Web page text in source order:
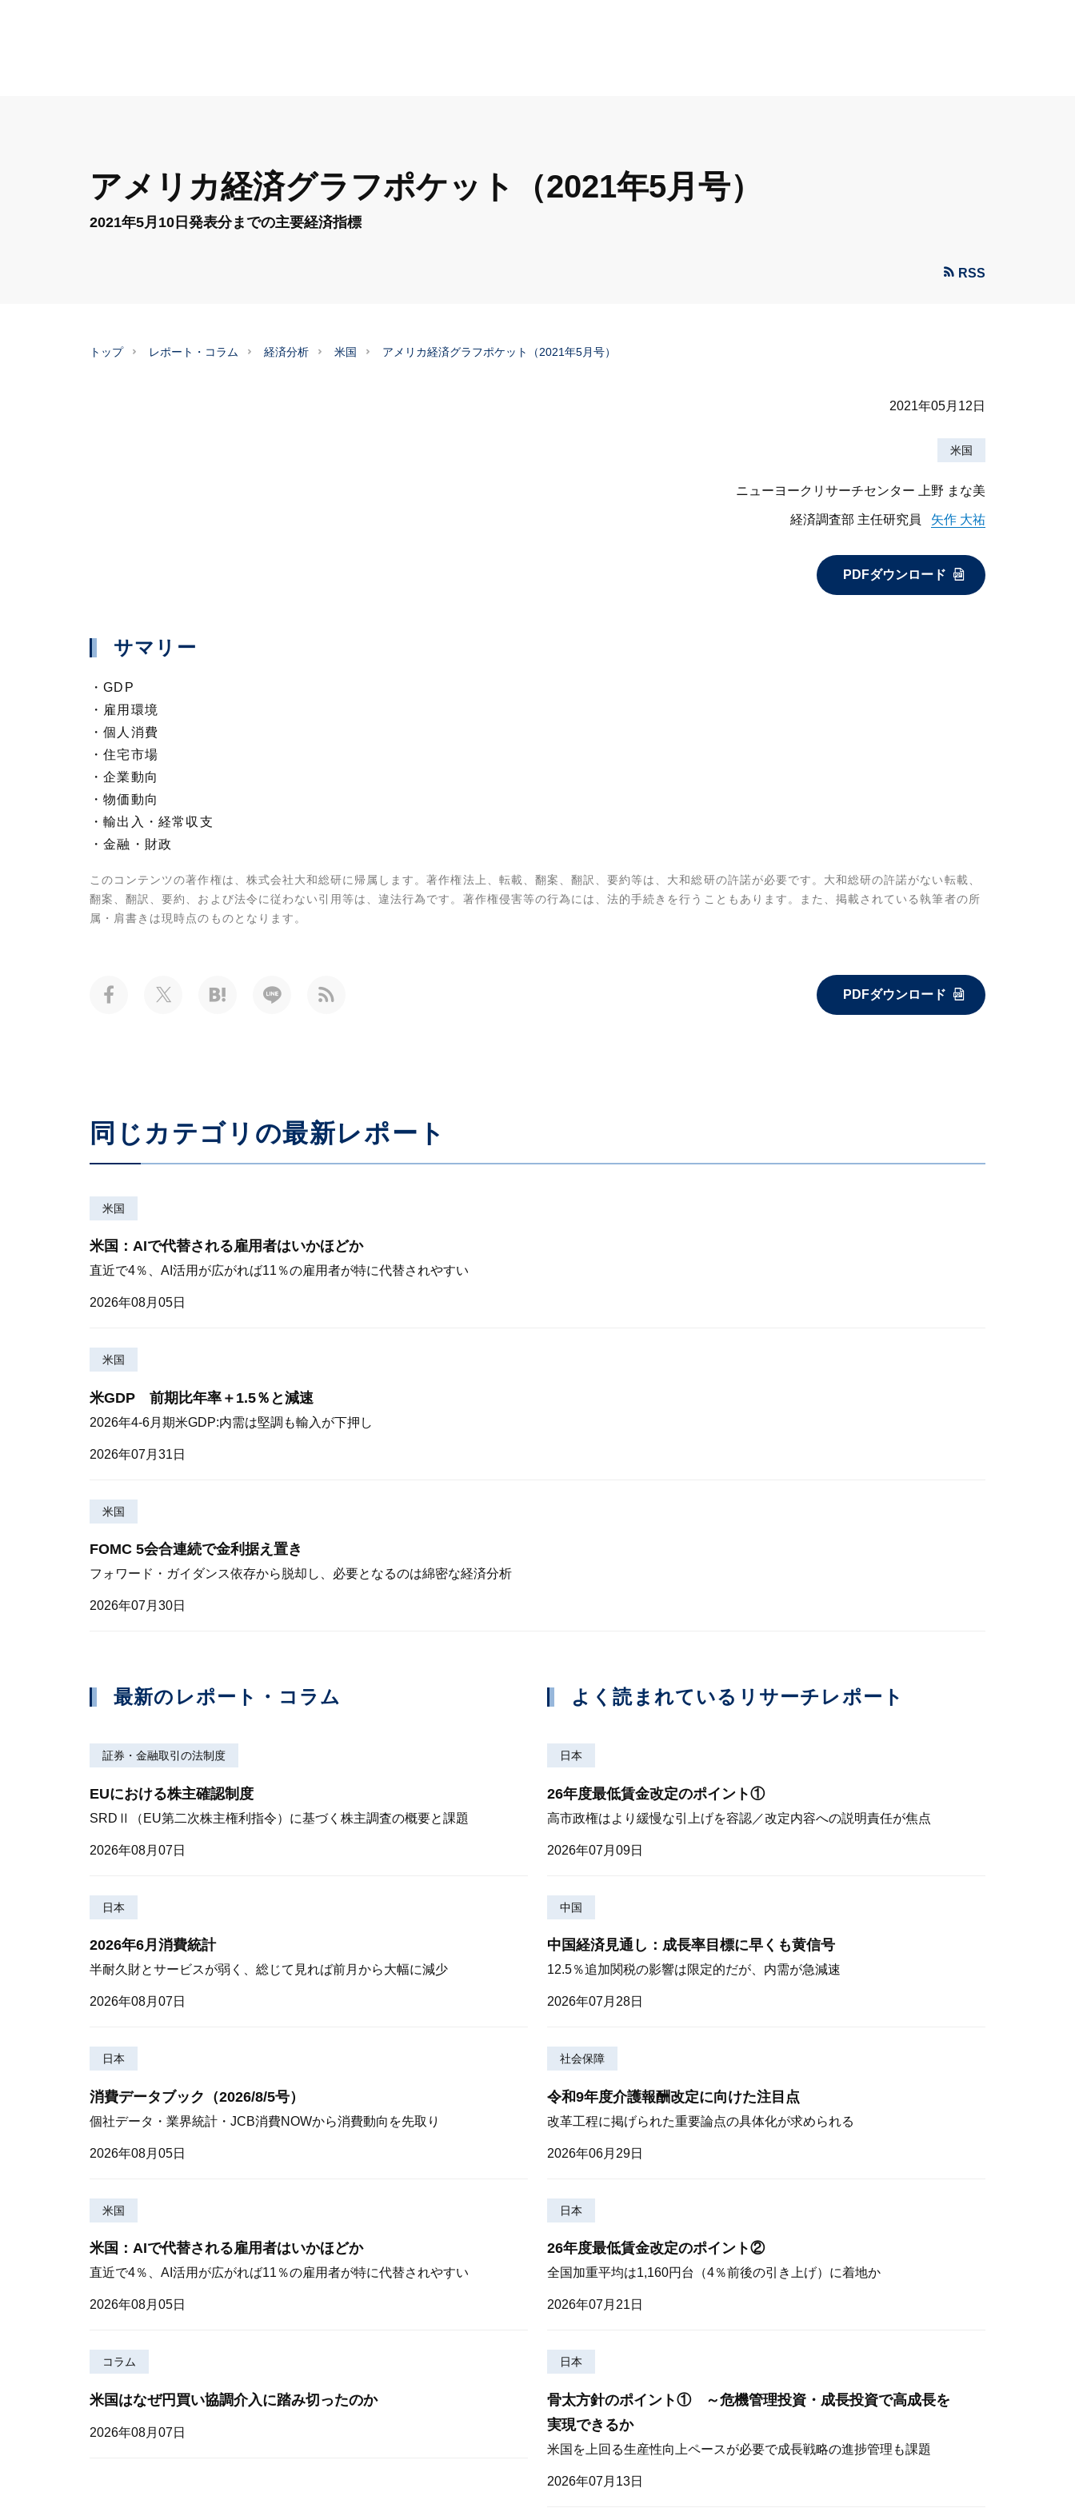
アメリカ経済グラフポケット（2021年5月号）
2021年5月10日発表分までの主要経済指標
RSS
トップ レポート・コラム 経済分析 米国 アメリカ経済グラフポケット（2021年5月号）
2021年05月12日
米国
ニューヨークリサーチセンター 上野 まな美
経済調査部 主任研究員 矢作 大祐
PDFダウンロード
サマリー
・GDP
・雇用環境
・個人消費
・住宅市場
・企業動向
・物価動向
・輸出入・経常収支
・金融・財政
このコンテンツの著作権は、株式会社大和総研に帰属します。著作権法上、転載、翻案、翻訳、要約等は、大和総研の許諾が必要です。大和総研の許諾がない転載、
翻案、翻訳、要約、および法令に従わない引用等は、違法行為です。著作権侵害等の行為には、法的手続きを行うこともあります。また、掲載されている執筆者の所
属・肩書きは現時点のものとなります。
PDFダウンロード
同じカテゴリの最新レポート
米国
米国：AIで代替される雇用者はいかほどか
直近で4％、AI活用が広がれば11％の雇用者が特に代替されやすい
2026年08月05日
米国
米GDP 前期比年率＋1.5％と減速
2026年4-6月期米GDP:内需は堅調も輸入が下押し
2026年07月31日
米国
FOMC 5会合連続で金利据え置き
フォワード・ガイダンス依存から脱却し、必要となるのは綿密な経済分析
2026年07月30日
最新のレポート・コラム
証券・金融取引の法制度
EUにおける株主確認制度
SRDⅡ（EU第二次株主権利指令）に基づく株主調査の概要と課題
2026年08月07日
日本
2026年6月消費統計
半耐久財とサービスが弱く、総じて見れば前月から大幅に減少
2026年08月07日
日本
消費データブック（2026/8/5号）
個社データ・業界統計・JCB消費NOWから消費動向を先取り
2026年08月05日
米国
米国：AIで代替される雇用者はいかほどか
直近で4％、AI活用が広がれば11％の雇用者が特に代替されやすい
2026年08月05日
コラム
米国はなぜ円買い協調介入に踏み切ったのか
2026年08月07日
よく読まれているリサーチレポート
日本
26年度最低賃金改定のポイント①
高市政権はより緩慢な引上げを容認／改定内容への説明責任が焦点
2026年07月09日
中国
中国経済見通し：成長率目標に早くも黄信号
12.5％追加関税の影響は限定的だが、内需が急減速
2026年07月28日
社会保障
令和9年度介護報酬改定に向けた注目点
改革工程に掲げられた重要論点の具体化が求められる
2026年06月29日
日本
26年度最低賃金改定のポイント②
全国加重平均は1,160円台（4％前後の引き上げ）に着地か
2026年07月21日
日本
骨太方針のポイント① ～危機管理投資・成長投資で高成長を
実現できるか
米国を上回る生産性向上ペースが必要で成長戦略の進捗管理も課題
2026年07月13日